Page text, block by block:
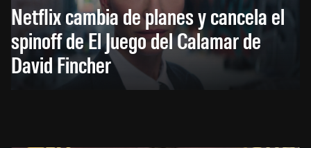
Netflix cambia de planes y cancela el
spinoff de El Juego del Calamar de
David Fincher